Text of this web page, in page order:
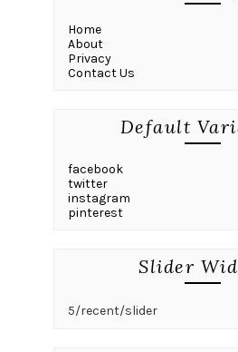
Home
About
Privacy
Contact Us
Default
facebook
twitter
instagram
pinterest
Slider
5/recent/slider